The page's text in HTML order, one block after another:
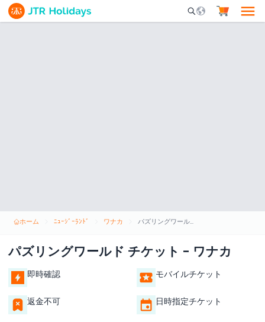
Mobile Search
ホーム ﾆｭｰｼﾞｰﾗﾝﾄﾞ ワナカ パズリングワールド チケット - ワナカ
パズリングワールド チケット - ワナカ
即時確認 モバイルチケット
返金不可 日時指定チケット